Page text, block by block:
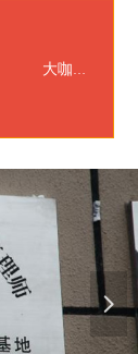
大咖来了
넲